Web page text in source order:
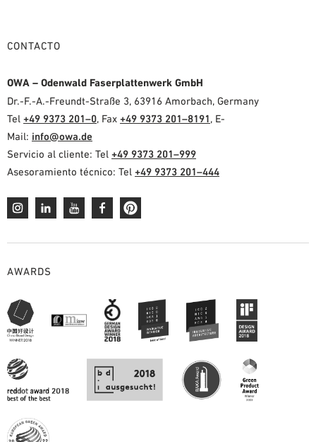
CONTACTO
OWA – Odenwald Faserplattenwerk GmbH
Dr.-F.-A.-Freundt-Straße 3, 63916 Amorbach, Germany
Tel +49 9373 201–0, Fax +49 9373 201–8191, E-
Mail: info@owa.de
Servicio al cliente: Tel +49 9373 201–999
Asesoramiento técnico: Tel +49 9373 201–444
AWARDS